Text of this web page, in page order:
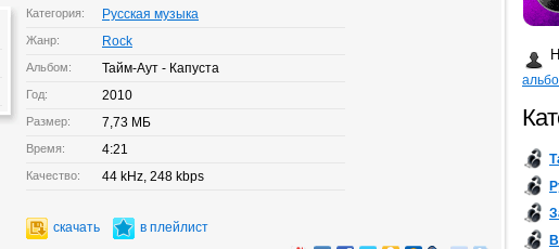
Категория: Русская музыка
Жанр: Rock
Альбом: Тайм-Аут - Капуста
Год: 2010
Размер: 7,73 МБ
Время: 4:21
Качество: 44 kHz, 248 kbps
скачать в плейлист